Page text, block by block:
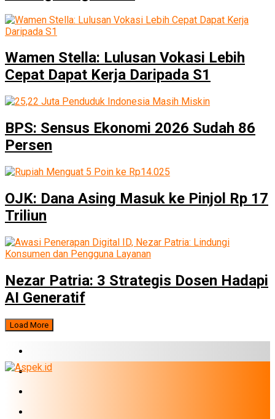
Wamen Stella: Lulusan Vokasi Lebih
Cepat Dapat Kerja Daripada S1
BPS: Sensus Ekonomi 2026 Sudah 86
Persen
OJK: Dana Asing Masuk ke Pinjol Rp 17
Triliun
Nezar Patria: 3 Strategis Dosen Hadapi
AI Generatif
Load More
BUMN